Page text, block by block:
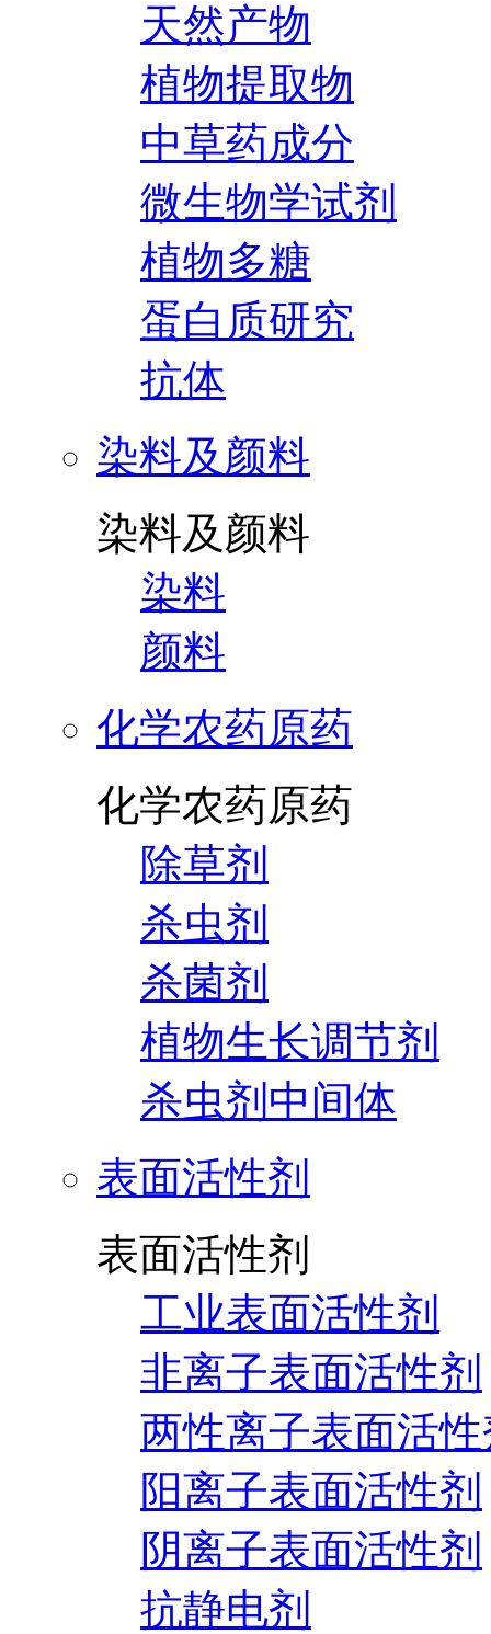
天然产物
植物提取物
中草药成分
微生物学试剂
植物多糖
蛋白质研究
抗体
染料及颜料
染料及颜料
染料
颜料
化学农药原药
化学农药原药
除草剂
杀虫剂
杀菌剂
植物生长调节剂
杀虫剂中间体
表面活性剂
表面活性剂
工业表面活性剂
非离子表面活性剂
两性离子表面活
阳离子表面活性剂
阴离子表面活性剂
抗静电剂